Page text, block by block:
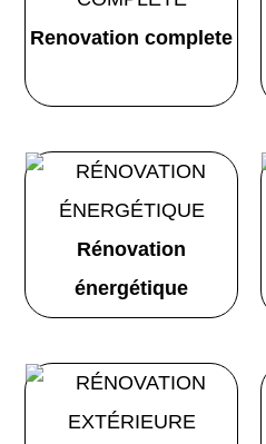
Renovation complete
Rénovation
énergétique